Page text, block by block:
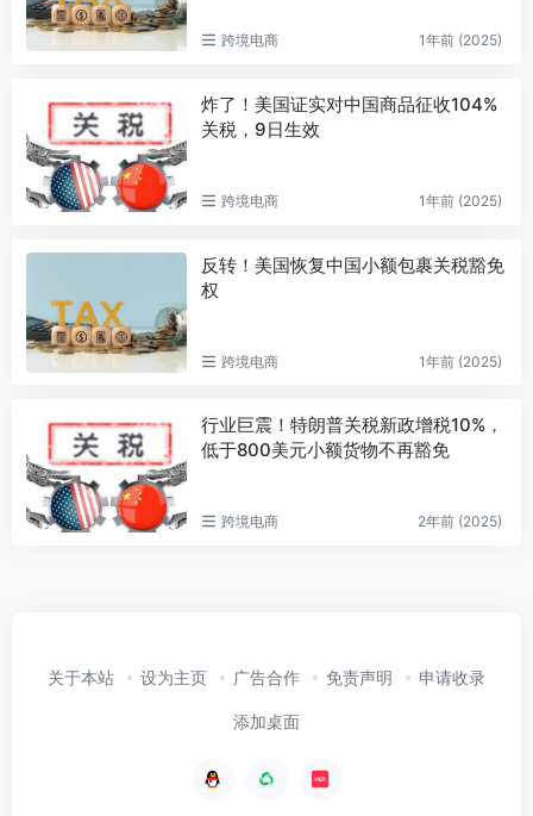
跨境电商 1年前 (2025)
炸了！美国证实对中国商品征收104%
关税，9日生效
跨境电商 1年前 (2025)
反转！美国恢复中国小额包裹关税豁免
权
跨境电商 1年前 (2025)
行业巨震！特朗普关税新政增税10%，
低于800美元小额货物不再豁免
跨境电商 2年前 (2025)
关于本站 设为主页 广告合作 免责声明 申请收录
添加桌面